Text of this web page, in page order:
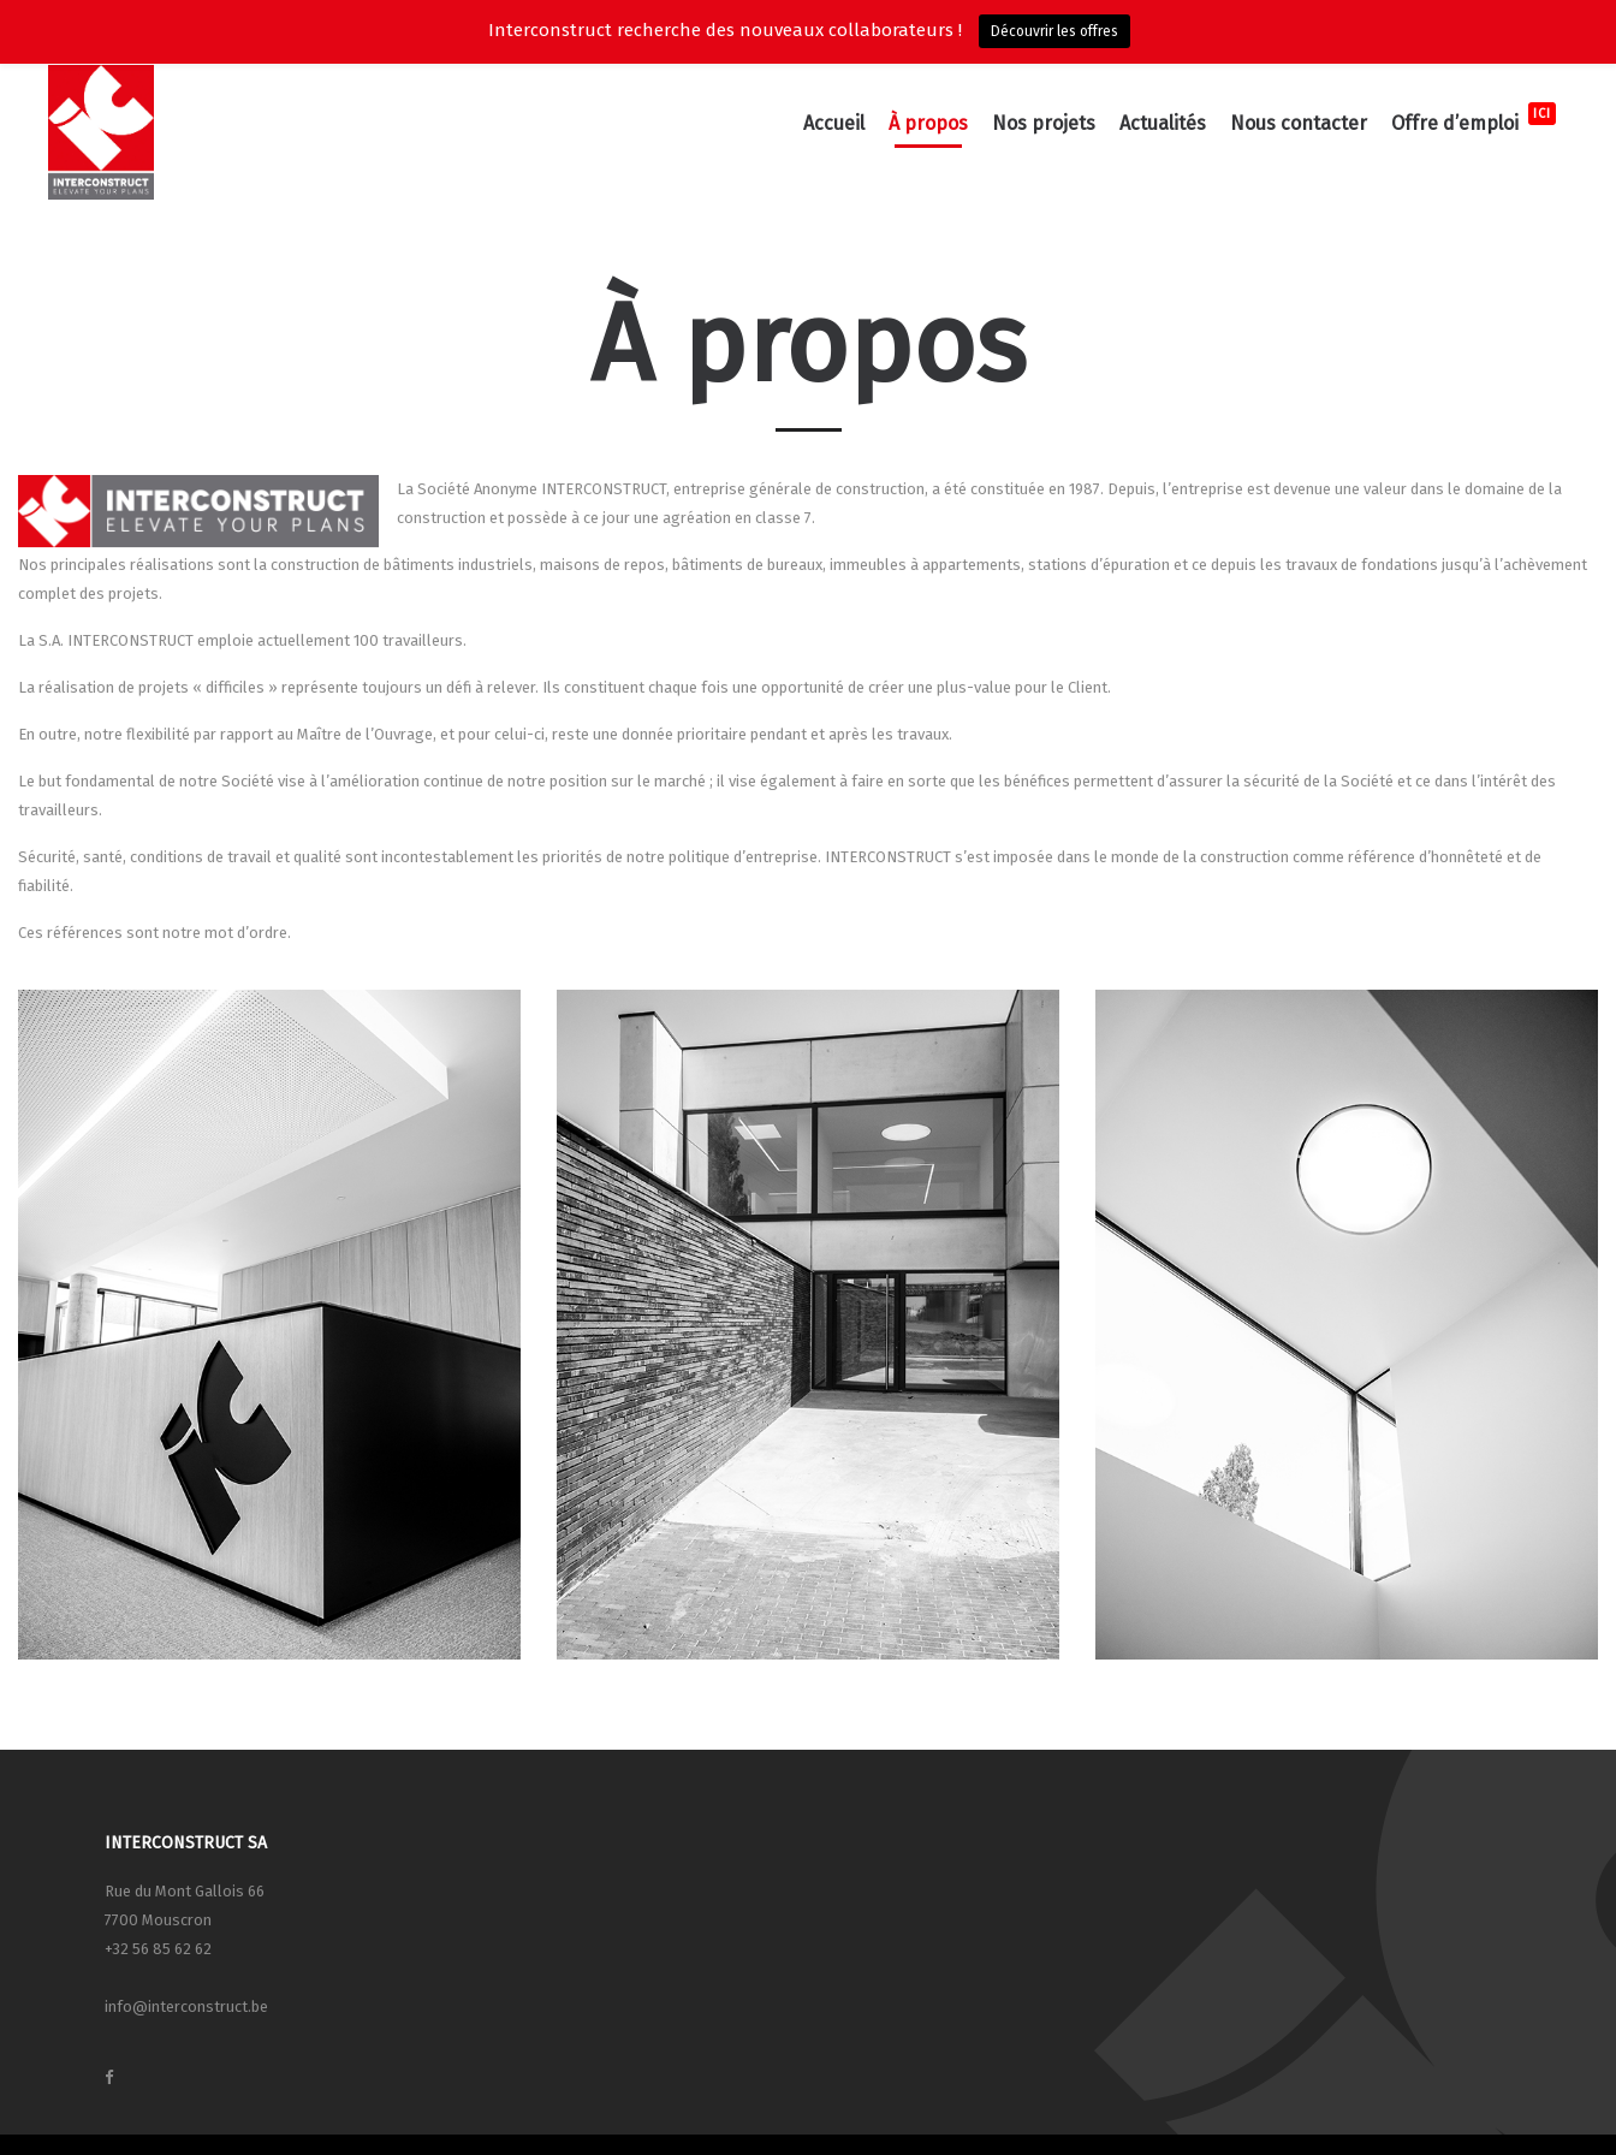
Accueil À propos Nos projets Actualités Nous contacter Offre d’emploi ICI
À propos
La Société Anonyme INTERCONSTRUCT, entreprise générale de construction, a été constituée en 1987. Depuis, l’entreprise est devenue une valeur dans le domaine de la
construction et possède à ce jour une agréation en classe 7.
Nos principales réalisations sont la construction de bâtiments industriels, maisons de repos, bâtiments de bureaux, immeubles à appartements, stations d’épuration et ce depuis les travaux de fondations jusqu’à l’achèvement
complet des projets.
La S.A. INTERCONSTRUCT emploie actuellement 100 travailleurs.
La réalisation de projets « difficiles » représente toujours un défi à relever. Ils constituent chaque fois une opportunité de créer une plus-value pour le Client.
En outre, notre flexibilité par rapport au Maître de l’Ouvrage, et pour celui-ci, reste une donnée prioritaire pendant et après les travaux.
Le but fondamental de notre Société vise à l’amélioration continue de notre position sur le marché ; il vise également à faire en sorte que les bénéfices permettent d’assurer la sécurité de la Société et ce dans l’intérêt des
travailleurs.
Sécurité, santé, conditions de travail et qualité sont incontestablement les priorités de notre politique d’entreprise. INTERCONSTRUCT s’est imposée dans le monde de la construction comme référence d’honnêteté et de
fiabilité.
Ces références sont notre mot d’ordre.
INTERCONSTRUCT SA
Rue du Mont Gallois 66
7700 Mouscron
+32 56 85 62 62
info@interconstruct.be
Interconstruct recherche des nouveaux collaborateurs ! Découvrir les offres